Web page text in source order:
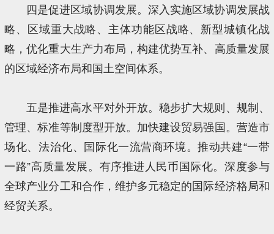
四是促进区域协调发展。深入实施区域协调发展战
略、区域重大战略、主体功能区战略、新型城镇化战
略，优化重大生产力布局，构建优势互补、高质量发展
的区域经济布局和国土空间体系。
五是推进高水平对外开放。稳步扩大规则、规制、
管理、标准等制度型开放。加快建设贸易强国。营造市
场化、法治化、国际化一流营商环境。推动共建“一带
一路”高质量发展。有序推进人民币国际化。深度参与
全球产业分工和合作，维护多元稳定的国际经济格局和
经贸关系。